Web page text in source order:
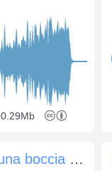
0.29Mb
Far girare una moneta in una boccia di vetro 2